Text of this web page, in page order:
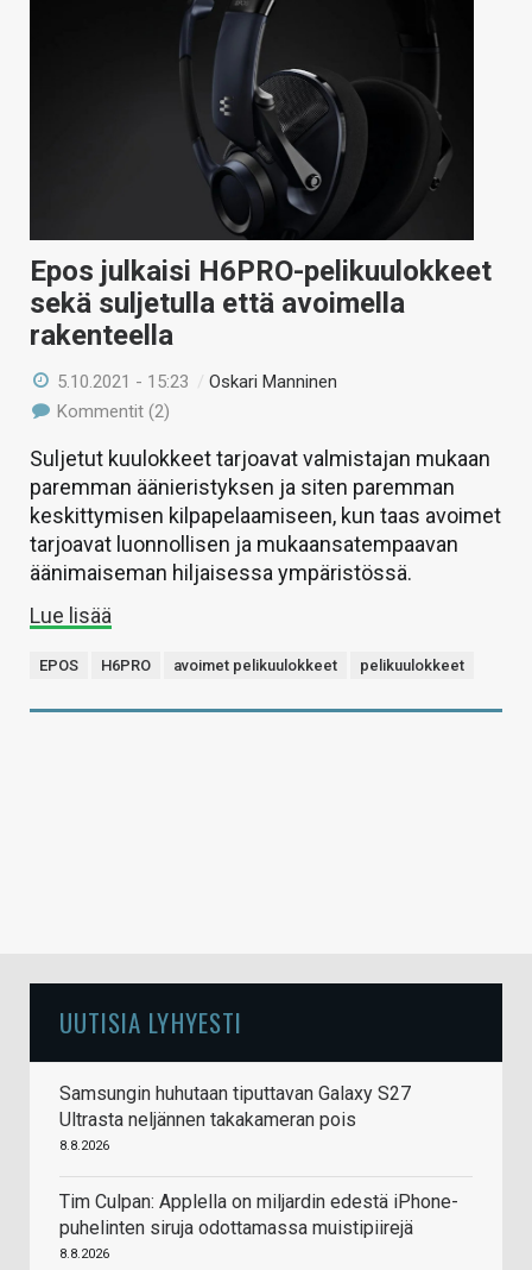
HAKU
Epos julkaisi H6PRO-pelikuulokkeet
sekä suljetulla että avoimella
rakenteella
5.10.2021 - 15:23 /Oskari Manninen
Kommentit (2)
Suljetut kuulokkeet tarjoavat valmistajan mukaan
paremman äänieristyksen ja siten paremman
keskittymisen kilpapelaamiseen, kun taas avoimet
tarjoavat luonnollisen ja mukaansatempaavan
äänimaiseman hiljaisessa ympäristössä.
Lue lisää
EPOS H6PRO avoimet pelikuulokkeet pelikuulokkeet
UUTISIA LYHYESTI
Samsungin huhutaan tiputtavan Galaxy S27
Ultrasta neljännen takakameran pois
8.8.2026
Tim Culpan: Applella on miljardin edestä iPhone-
puhelinten siruja odottamassa muistipiirejä
8.8.2026